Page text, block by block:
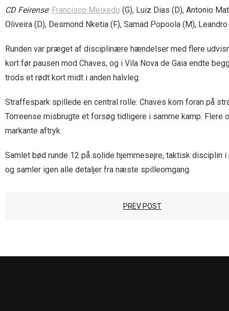
CD Feirense: Francisco Meixedo (G), Luiz Dias (D), Antonio
Oliveira (D), Desmond Nketia (F), Samad Popoola (M),
Runden var præget af disciplinære hændelser med flere
kort før pausen mod Chaves, og i Vila Nova de Gaia endte
trods et rødt kort midt i anden halvleg.
Straffespark spillede en central rolle: Chaves kom foran på
Torreense misbrugte et forsøg tidligere i samme kamp.
markante aftryk.
Samlet bød runde 12 på solide hjemmesejre, taktisk
og samler igen alle detaljer fra næste spilleomgang.
PREV POST